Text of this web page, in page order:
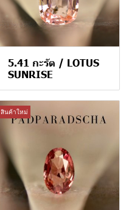
5.41 กะรัต / LOTUS
SUNRISE
สินค้าใหม่